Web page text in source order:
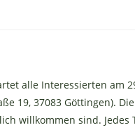
alle Interessierten am
19, 37083 Göttingen).
willkommen sind. Jedes